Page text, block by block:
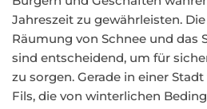
Jahreszeit zu gewährleisten.
Räumung von Schnee und das
sind entscheidend, um für
zu sorgen. Gerade in einer
Fils, die von winterlichen